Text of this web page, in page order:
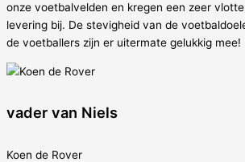
onze voetbalvelden en kregen een zeer
levering bij. De stevigheid van de
de voetballers zijn er uitermate gelukkig mee!
vader van Niels
Koen de Rover